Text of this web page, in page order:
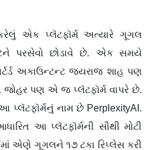
એક પ્લૅટફૉર્મ અત્યારે ગૂગલ
પરસેવો છોડાવે છે. એક સમયે
અકાઉન્ટન્ટ જયરાજ શાહ પણ
જોહર પણ એ જ પ્લૅટફૉર્મ વાપરે છે.
પ્લૅટફૉર્મનું નામ છે PerplexityAI.
આ પ્લૅટફૉર્મની સૌથી મોટી
એણે ગૂગલને ૧૭ ટકા રિપ્લેસ કરી